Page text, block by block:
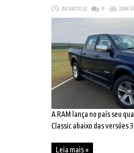
25/08/2022 0 2248
A RAM lança no país seu
Classic abaixo das versões
Leia mais »